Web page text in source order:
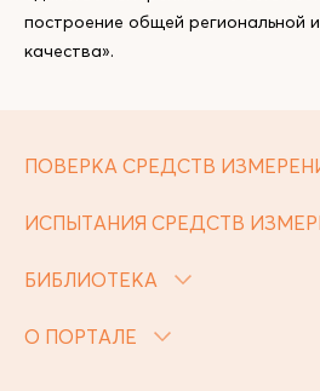
построение общей региональной
качества».
ПОВЕРКА СРЕДСТВ
ИСПЫТАНИЯ СРЕДСТВ
БИБЛИОТЕКА
О ПОРТАЛЕ